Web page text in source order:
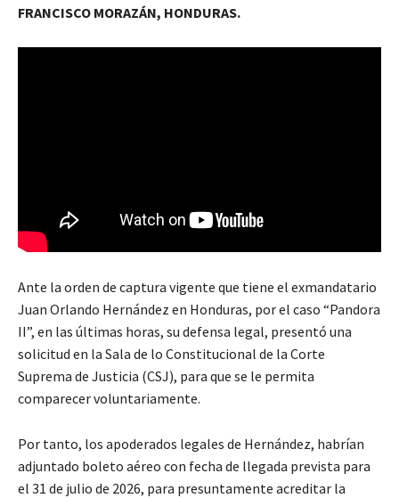
FRANCISCO MORAZÁN, HONDURAS.
Ante la orden de captura vigente que tiene el exmandatario
Juan Orlando Hernández en Honduras, por el caso “Pandora
II”, en las últimas horas, su defensa legal, presentó una
solicitud en la Sala de lo Constitucional de la Corte
Suprema de Justicia (CSJ), para que se le permita
comparecer voluntariamente.
Por tanto, los apoderados legales de Hernández, habrían
adjuntado boleto aéreo con fecha de llegada prevista para
el 31 de julio de 2026, para presuntamente acreditar la